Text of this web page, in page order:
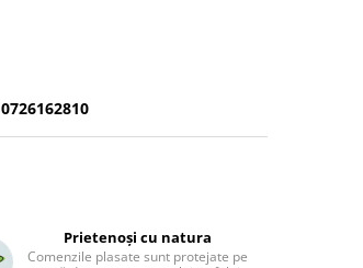
0726162810
Prietenoși cu natura
Comenzile plasate sunt protejate pe